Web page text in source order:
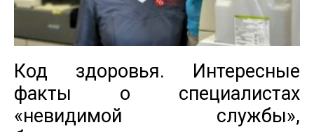
Код здоровья. Интересные
факты о специалистах
«невидимой службы»,